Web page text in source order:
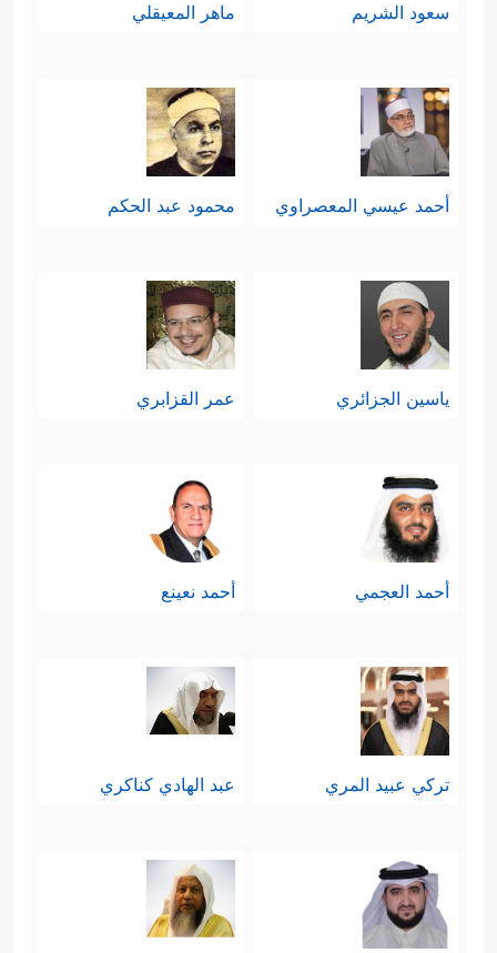
سعود الشريم ماهر المعيقلي
أحمد عيسي المعصراوي محمود عبد الحكم
ياسين الجزائري عمر القزابري
أحمد العجمي أحمد نعينع
تركي عبيد المري عبد الهادي كناكري